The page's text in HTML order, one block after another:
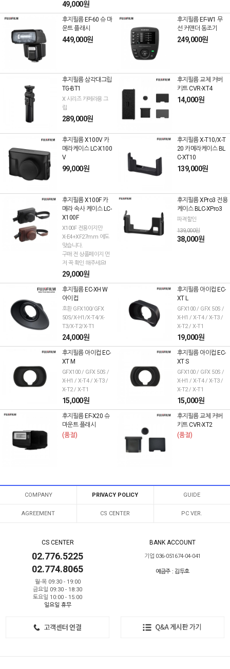
49,000원
후지필름 EF-60 슈 마
운트 플래시
449,000원
후지필름 EF-W1 무
선 커맨더 동조기
249,000원
후지필름 삼각대그립
TG-BT1
X 시리즈 카메라용 그
립
289,000원
후지필름 교체 커버
키트 CVR-XT4
14,000원
후지필름 X100V 카
메라케이스 LC-X100
V
99,000원
후지필름 X-T10/X-T
20 카메라케이스 BL
C-XT10
139,000원
후지필름 X100F 카
메라 속사 케이스 LC-
X100F
X100F 전용이지만
X-E4+XF27mm 에도
맞습니다.
구매 전 상품페이지 먼
저 꼭 확인 해주세요!
29,000원
후지필름 XPro3 전용
케이스 BLC-XPro3
파격할인
139,000원
38,000원
후지필름 EC-XH W
아이컵
호환 GFX100/GFX
50S/X-H1/X-T4/X-
T3/X-T2/X-T1
24,000원
후지필름 아이컵 EC-
XT L
GFX100 / GFX 50S /
X-H1 / X-T4 / X-T3 /
X-T2 / X-T1
19,000원
후지필름 아이컵 EC-
XT M
GFX100 / GFX 50S /
X-H1 / X-T4 / X-T3 /
X-T2 / X-T1
15,000원
후지필름 아이컵 EC-
XT S
GFX100 / GFX 50S /
X-H1 / X-T4 / X-T3 /
X-T2 / X-T1
15,000원
후지필름 EF-X20 슈
마운트 플래시
(품절)
후지필름 교체 커버
키트 CVR-XT2
(품절)
COMPANY PRIVACY POLICY GUIDE
AGREEMENT CS CENTER PC VER.
CS CENTER
02.776.5225
02.774.8065
월-목 09:30 - 19:00
금요일 09:30 - 18:30
토요일 10:00 - 15:00
일요일 휴무
BANK ACCOUNT
기업 036-051674-04-041
예금주 : 김두호